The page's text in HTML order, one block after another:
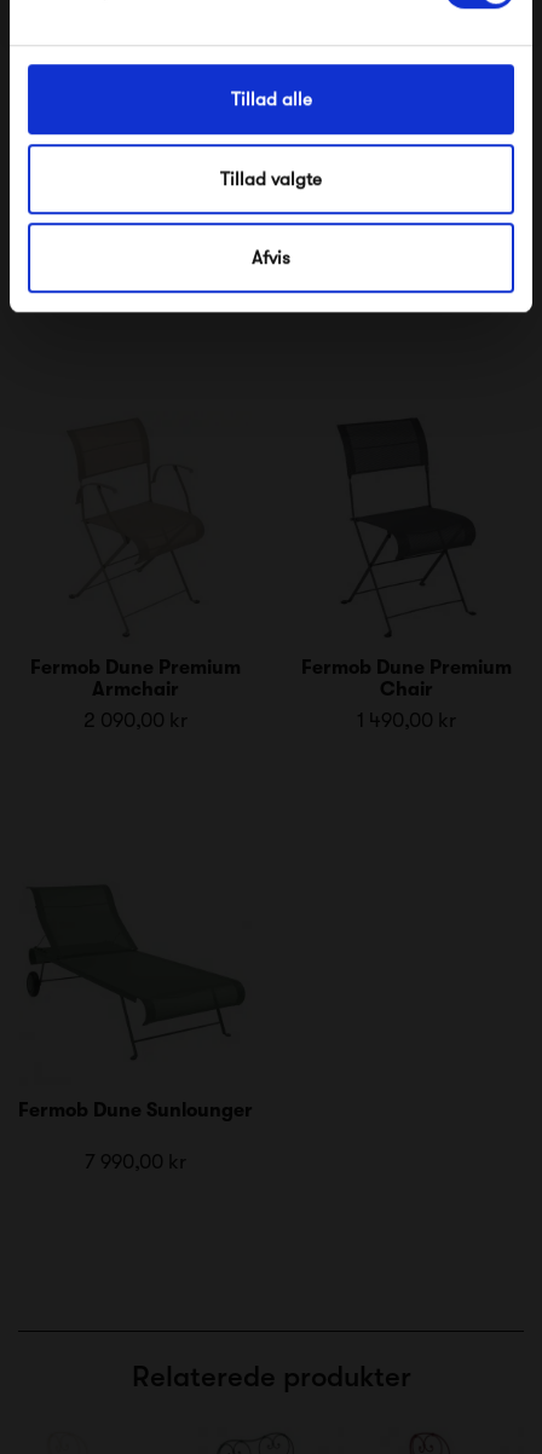
Tillad alle
Tillad valgte
Afvis
Fermob Croisette Bench
Fermob Croisette XL
Fermob Dune Premium
Armchair
2 090,00 kr
Fermob Dune Premium
Chair
1 490,00 kr
Fermob Dune Sunlounger
7 990,00 kr
Relaterede produkter